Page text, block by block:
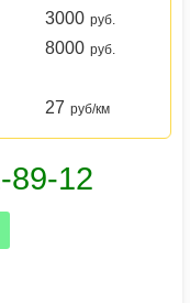
3000 руб.
8000 руб.
27 руб/км